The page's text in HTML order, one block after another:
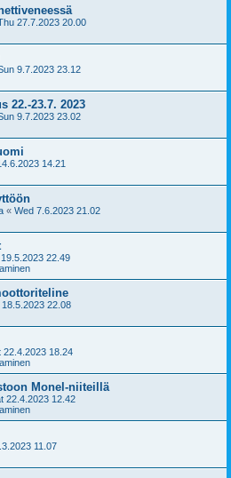
27.7.2023 20.00
9.7.2023 23.12
22.-23.7. 2023
9.7.2023 23.02
14.21
« Wed 7.6.2023 21.02
22.49
22.08
22.4.2023 18.24
Monel-niiteillä
22.4.2023 12.42
11.07